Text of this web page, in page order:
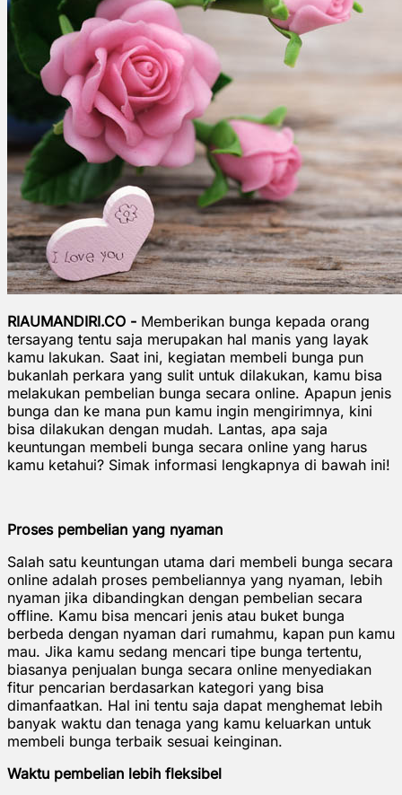
RIAUMANDIRI.CO - Memberikan bunga kepada orang
tersayang tentu saja merupakan hal manis yang layak
kamu lakukan. Saat ini, kegiatan membeli bunga pun
bukanlah perkara yang sulit untuk dilakukan, kamu bisa
melakukan pembelian bunga secara online. Apapun jenis
bunga dan ke mana pun kamu ingin mengirimnya, kini
bisa dilakukan dengan mudah. Lantas, apa saja
keuntungan membeli bunga secara online yang harus
kamu ketahui? Simak informasi lengkapnya di bawah ini!
Proses pembelian yang nyaman
Salah satu keuntungan utama dari membeli bunga secara
online adalah proses pembeliannya yang nyaman, lebih
nyaman jika dibandingkan dengan pembelian secara
offline. Kamu bisa mencari jenis atau buket bunga
berbeda dengan nyaman dari rumahmu, kapan pun kamu
mau. Jika kamu sedang mencari tipe bunga tertentu,
biasanya penjualan bunga secara online menyediakan
fitur pencarian berdasarkan kategori yang bisa
dimanfaatkan. Hal ini tentu saja dapat menghemat lebih
banyak waktu dan tenaga yang kamu keluarkan untuk
membeli bunga terbaik sesuai keinginan.
Waktu pembelian lebih fleksibel